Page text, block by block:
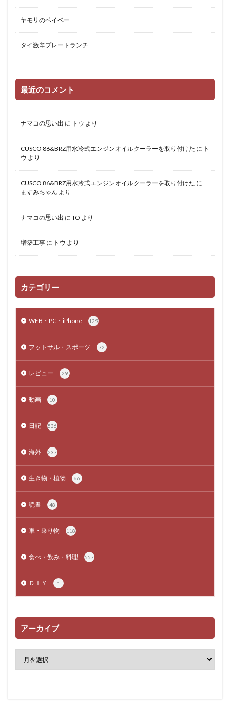
ヤモリのベイベー
タイ激辛プレートランチ
最近のコメント
ナマコの思い出 に トウ より
CUSCO 86&BRZ用水冷式エンジンオイルクーラーを取り付けた に ト
ウ より
CUSCO 86&BRZ用水冷式エンジンオイルクーラーを取り付けた に
ますみちゃん より
ナマコの思い出 に TO より
増築工事 に トウ より
カテゴリー
WEB・PC・iPhone 129
フットサル・スポーツ 72
レビュー 29
動画 10
日記 536
海外 237
生き物・植物 66
読書 48
車・乗り物 118
食べ・飲み・料理 557
ＤＩＹ 1
アーカイブ